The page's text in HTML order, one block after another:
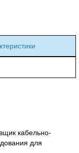
кабельно-
для